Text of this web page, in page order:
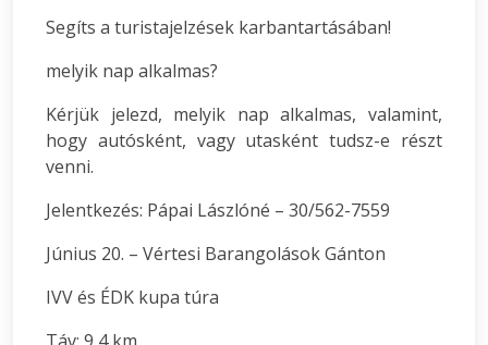
Segíts a turistajelzések karbantartásában!
melyik nap alkalmas?
Kérjük jelezd, melyik nap alkalmas, valamint,
hogy autósként, vagy utasként tudsz-e részt
venni.
Jelentkezés: Pápai Lászlóné – 30/562-7559
Június 20. – Vértesi Barangolások Gánton
IVV és ÉDK kupa túra